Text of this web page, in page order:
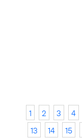
1 2 3 4
13
14 15